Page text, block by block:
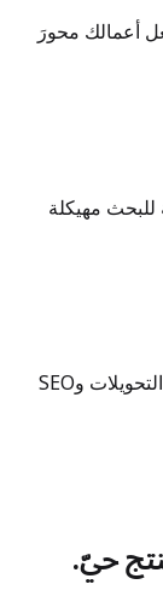
أعمالك محورَ
مهيكلة
انتقل من موقع بطيء أو قديم مع معالجة التحويلات وSEO
حيّ.